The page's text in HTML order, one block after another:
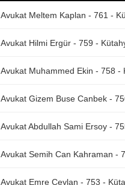
Avukat Meltem Kaplan - 761 -
Avukat Hilmi Ergür - 759 -
Avukat Muhammed Ekin - 758 -
Avukat Gizem Buse Canbek -
Avukat Abdullah Sami Ersoy -
Avukat Semih Can Kahraman -
Avukat Emre Ceylan - 753 -